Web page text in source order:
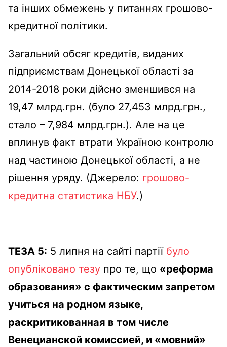
та інших обмежень у питаннях грошово-
кредитної політики.
Загальний обсяг кредитів, виданих
підприємствам Донецької області за
2014-2018 роки дійсно зменшився на
19,47 млрд.грн. (було 27,453 млрд.грн.,
стало – 7,984 млрд.грн.). Але на це
вплинув факт втрати Україною контролю
над частиною Донецької області, а не
рішення уряду. (Джерело: грошово-
кредитна статистика НБУ.)
ТЕЗА 5: 5 липня на сайті партії було
опубліковано тезу про те, що «реформа
образования» с фактическим запретом
учиться на родном языке,
раскритикованная в том числе
Венецианской комиссией, и «мовний»